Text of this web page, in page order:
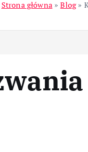
Strona główna»Blog»